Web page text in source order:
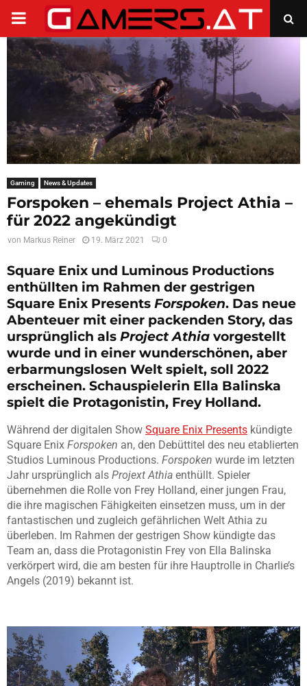
PRIMARY
MENU
Gaming News & Updates
Forspoken – ehemals Project Athia –
für 2022 angekündigt
von Markus Reiner 19. März 2021 0
Square Enix und Luminous Productions
enthüllten im Rahmen der gestrigen
Square Enix Presents Forspoken. Das neue
Abenteuer mit einer packenden Story, das
ursprünglich als Project Athia vorgestellt
wurde und in einer wunderschönen, aber
erbarmungslosen Welt spielt, soll 2022
erscheinen. Schauspielerin Ella Balinska
spielt die Protagonistin, Frey Holland.
Während der digitalen Show Square Enix Presents kündigte
Square Enix Forspoken an, den Debüttitel des neu etablierten
Studios Luminous Productions. Forspoken wurde im letzten
Jahr ursprünglich als Projext Athia enthüllt. Spieler
übernehmen die Rolle von Frey Holland, einer jungen Frau,
die ihre magischen Fähigkeiten einsetzen muss, um in der
fantastischen und zugleich gefährlichen Welt Athia zu
überleben. Im Rahmen der gestrigen Show kündigte das
Team an, dass die Protagonistin Frey von Ella Balinska
verkörpert wird, die am besten für ihre Hauptrolle in Charlie’s
Angels (2019) bekannt ist.